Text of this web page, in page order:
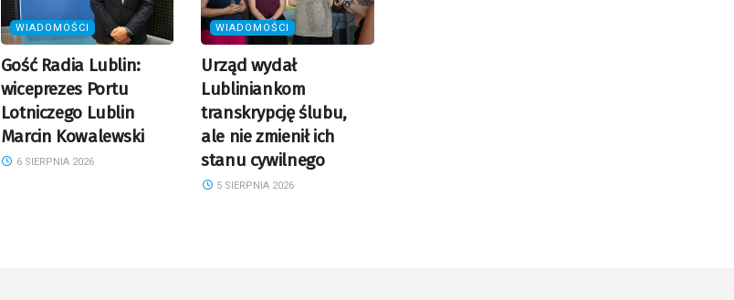
WIADOMOŚCI
Gość Radia Lublin:
wiceprezes Portu
Lotniczego Lublin
Marcin Kowalewski
6 SIERPNIA 2026
WIADOMOŚCI
Urząd wydał
Lubliniankom
transkrypcję ślubu,
ale nie zmienił ich
stanu cywilnego
5 SIERPNIA 2026